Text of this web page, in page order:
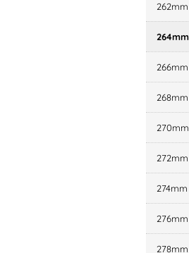
262mm
264mm
266mm
268mm
270mm
272mm
274mm
276mm
278mm